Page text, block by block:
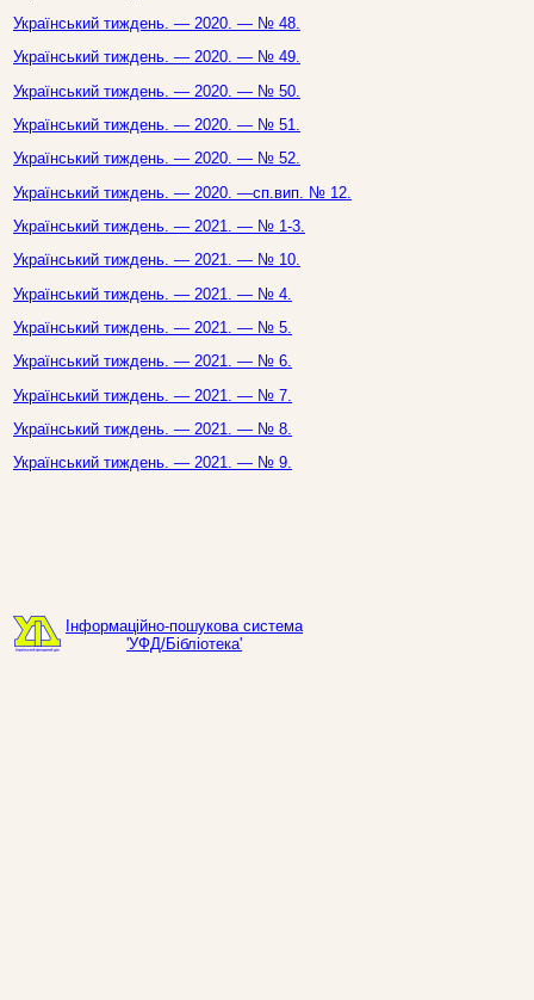
Український тиждень. — 2020. — № 48.
Український тиждень. — 2020. — № 49.
Український тиждень. — 2020. — № 50.
Український тиждень. — 2020. — № 51.
Український тиждень. — 2020. — № 52.
Український тиждень. — 2020. —сп.вип. № 12.
Український тиждень. — 2021. — № 1-3.
Український тиждень. — 2021. — № 10.
Український тиждень. — 2021. — № 4.
Український тиждень. — 2021. — № 5.
Український тиждень. — 2021. — № 6.
Український тиждень. — 2021. — № 7.
Український тиждень. — 2021. — № 8.
Український тиждень. — 2021. — № 9.
Інформаційно-пошукова система
'УФД/Бібліотека'